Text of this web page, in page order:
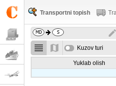
Transportni topish
Kuzov turi
Yuklab olish